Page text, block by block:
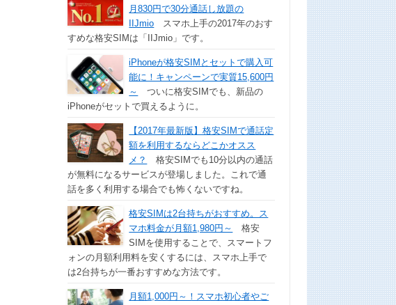
月830円で30分通話し放題の
IIJmio スマホ上手の2017年のおす
すめな格安SIMは「IIJmio」です。
iPhoneが格安SIMとセットで購入可
能に！キャンペーンで実質15,600円
～
ついに格安SIMでも、新品の
iPhoneがセットで買えるように。
【2017年最新版】格安SIMで通話定
額を利用するならどこかオスス
メ？
格安SIMでも10分以内の通話
が無料になるサービスが登場しました。これで通
話を多く利用する場合でも怖くないですね。
格安SIMは2台持ちがおすすめ。ス
マホ料金が月額1,980円～
格安
SIMを使用することで、スマートフ
ォンの月額利用料を安くするには、スマホ上手で
は2台持ちが一番おすすめな方法です。
月額1,000円～！スマホ初心者やご